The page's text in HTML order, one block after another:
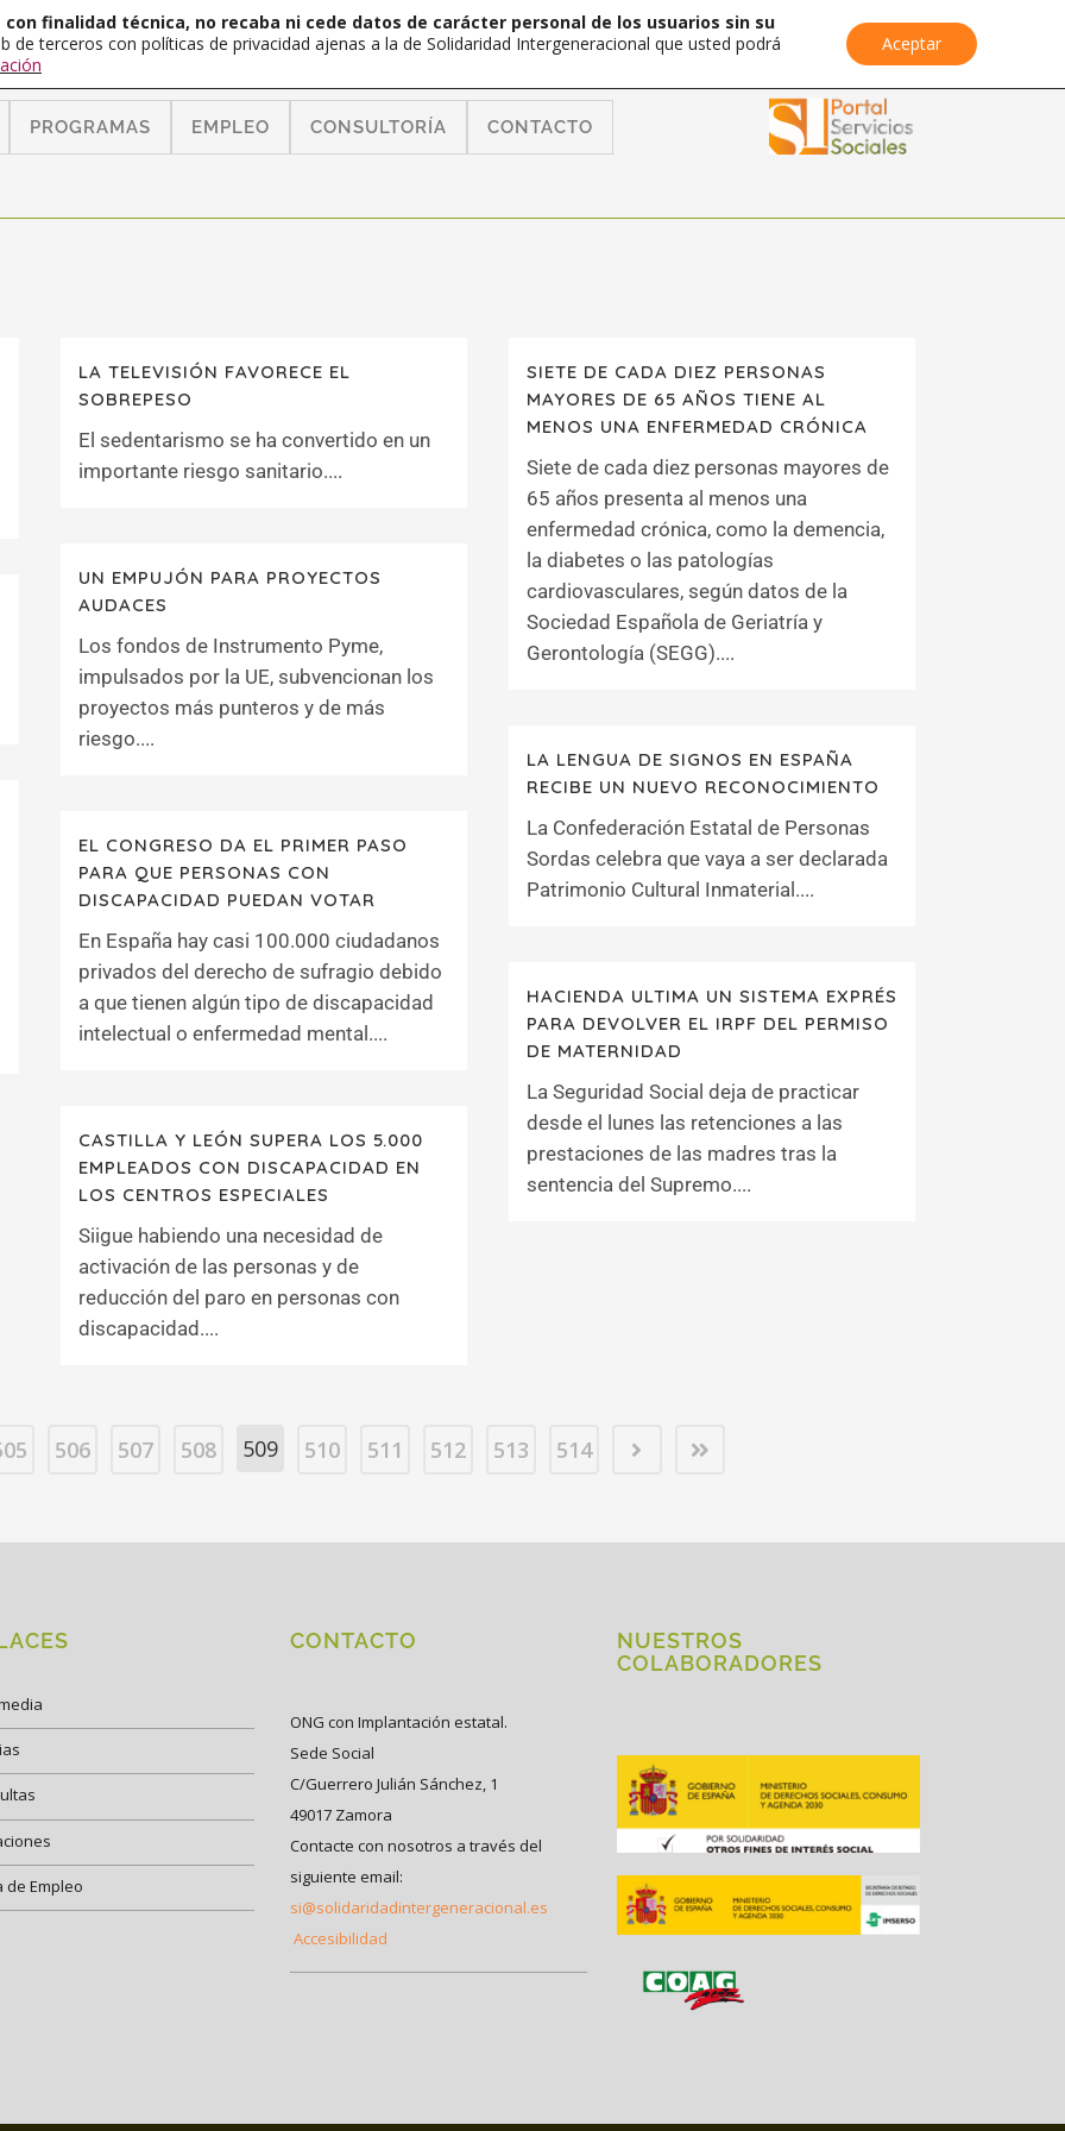
PROGRAMAS EMPLEO CONSULTORÍA CONTACTO
LA TELEVISIÓN FAVORECE EL
SOBREPESO
El sedentarismo se ha convertido en un
importante riesgo sanitario....
SIETE DE CADA DIEZ PERSONAS
MAYORES DE 65 AÑOS TIENE AL
MENOS UNA ENFERMEDAD CRÓNICA
Siete de cada diez personas mayores de
65 años presenta al menos una
enfermedad crónica, como la demencia,
la diabetes o las patologías
cardiovasculares, según datos de la
Sociedad Española de Geriatría y
Gerontología (SEGG)....
UN EMPUJÓN PARA PROYECTOS
AUDACES
Los fondos de Instrumento Pyme,
impulsados por la UE, subvencionan los
proyectos más punteros y de más
riesgo....
LA LENGUA DE SIGNOS EN ESPAÑA
RECIBE UN NUEVO RECONOCIMIENTO
La Confederación Estatal de Personas
Sordas celebra que vaya a ser declarada
Patrimonio Cultural Inmaterial....
EL CONGRESO DA EL PRIMER PASO
PARA QUE PERSONAS CON
DISCAPACIDAD PUEDAN VOTAR
En España hay casi 100.000 ciudadanos
privados del derecho de sufragio debido
a que tienen algún tipo de discapacidad
intelectual o enfermedad mental....
HACIENDA ULTIMA UN SISTEMA EXPRÉS
PARA DEVOLVER EL IRPF DEL PERMISO
DE MATERNIDAD
La Seguridad Social deja de practicar
desde el lunes las retenciones a las
prestaciones de las madres tras la
sentencia del Supremo....
CASTILLA Y LEÓN SUPERA LOS 5.000
EMPLEADOS CON DISCAPACIDAD EN
LOS CENTROS ESPECIALES
Siigue habiendo una necesidad de
activación de las personas y de
reducción del paro en personas con
discapacidad....
506 507 508 509 510 511 512 513 514
de Empleo
CONTACTO
ONG con Implantación estatal.
Sede Social
C/Guerrero Julián Sánchez, 1
49017 Zamora
Contacte con nosotros a través del
siguiente email:
si@solidaridadintergeneracional.es
Accesibilidad
NUESTROS
COLABORADORES
finalidad técnica, no recaba ni cede datos de carácter personal de los usuarios sin su
de terceros con políticas de privacidad ajenas a la de Solidaridad Intergeneracional que usted podrá
Aceptar